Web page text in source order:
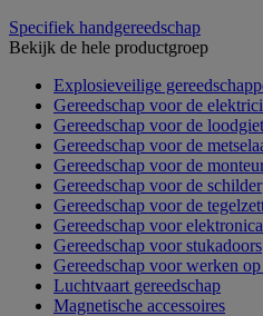
Specifiek handgereedschap
Bekijk de hele productgroep
Explosieveilige
Gereedschap voor de
Gereedschap voor de
Gereedschap voor de
Gereedschap voor de
Gereedschap voor de schilder
Gereedschap voor de
Gereedschap voor elektronica
Gereedschap voor stukadoors
Gereedschap voor werken
Luchtvaart gereedschap
Magnetische accessoires